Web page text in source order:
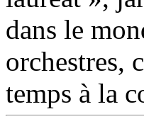
dans le
orchestres,
temps à la